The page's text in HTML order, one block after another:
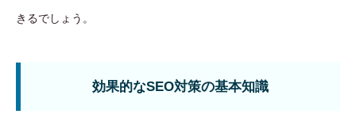
きるでしょう。
効果的なSEO対策の基本知識